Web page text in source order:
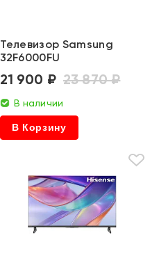
Телевизор Samsung
32F6000FU
21 900 ₽ 23 870 ₽
В наличии
В Корзину